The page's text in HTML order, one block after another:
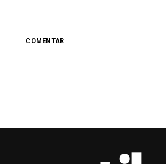
COMENTAR